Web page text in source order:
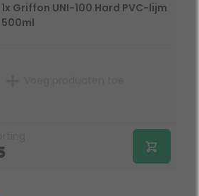
1x Griffon UNI-100 Hard PVC-lijm
500ml